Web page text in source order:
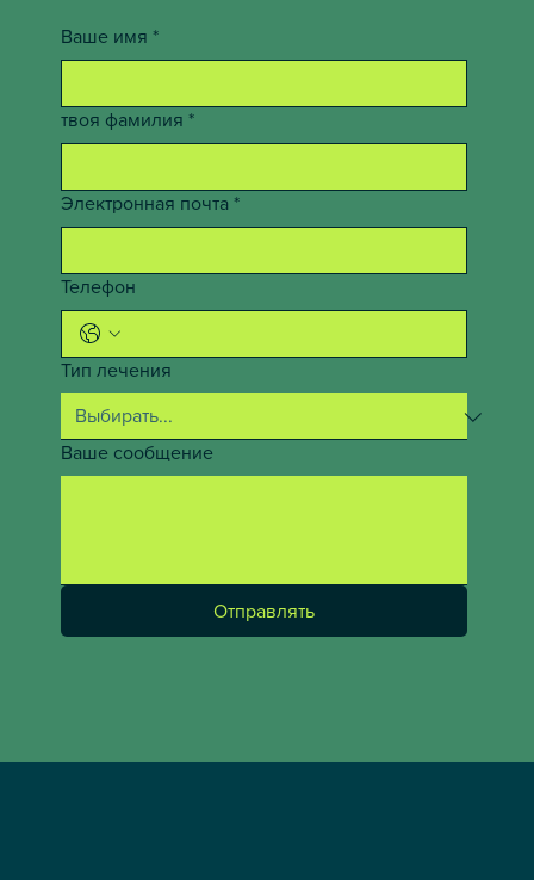
Ваше имя *
твоя фамилия *
Электронная почта *
Телефон
Тип лечения
Ваше сообщение
Отправлять